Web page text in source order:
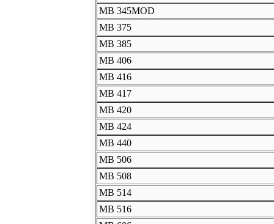
MB 345MOD
MB 375
MB 385
MB 406
MB 416
MB 417
MB 420
MB 424
MB 440
MB 506
MB 508
MB 514
MB 516